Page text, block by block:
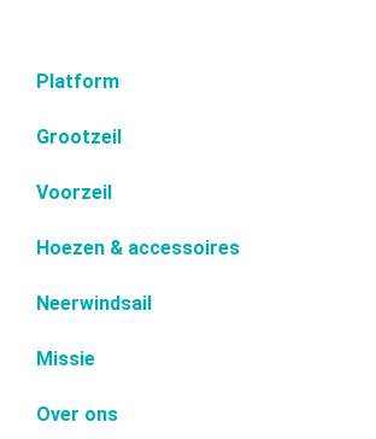
Platform
Grootzeil
Voorzeil
Hoezen & accessoires
Neerwindsail
Missie
Over ons